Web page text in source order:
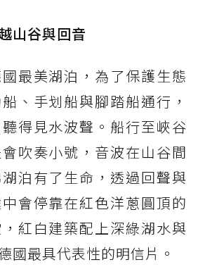
山谷與回音
最美湖泊，為了保護生態
、手划船與腳踏船通行，
得見水波聲。船行至峽谷
吹奏小號，音波在山谷間
泊有了生命，透過回聲與
會停靠在紅色洋蔥圓頂的
紅白建築配上深綠湖水與
國最具代表性的明信片。